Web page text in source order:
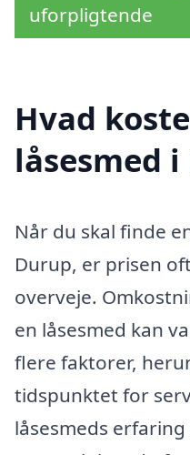
uforpligtende
Hvad
låsesmed
Når du skal finde
Durup, er prisen
overveje.
en låsesmed kan
flere faktorer,
tidspunktet for
låsesmeds